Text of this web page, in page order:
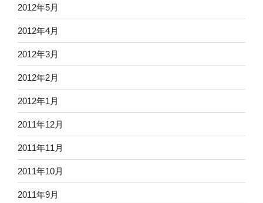
2012年5月
2012年4月
2012年3月
2012年2月
2012年1月
2011年12月
2011年11月
2011年10月
2011年9月